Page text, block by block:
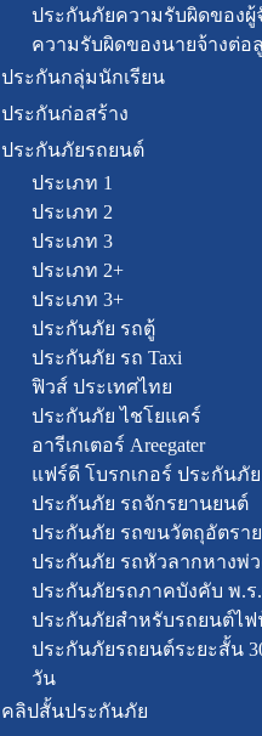
ประกันภัยความรับผิดของผู้
ความรับผิดของนายจ้างต่อ
ประกันกลุ่มนักเรียน
ประกันก่อสร้าง
ประกันภัยรถยนต์
ประเภท 1
ประเภท 2
ประเภท 3
ประเภท 2+
ประเภท 3+
ประกันภัย รถตู้
ประกันภัย รถ Taxi
ฟิวส์ ประเทศไทย
ประกันภัย ไชโยแคร์
อารีเกเตอร์ Areegater
แฟร์ดี โบรกเกอร์ ประกันภัย
ประกันภัย รถจักรยานยนต์
ประกันภัย รถขนวัตถุอัตราย
ประกันภัย รถหัวลากหางพ่ว
ประกันภัยรถภาคบังคับ พ.ร
ประกันภัยสำหรับรถยนต์ไฟ
ประกันภัยรถยนต์ระยะสั้น
วัน
คลิปสั้นประกันภัย